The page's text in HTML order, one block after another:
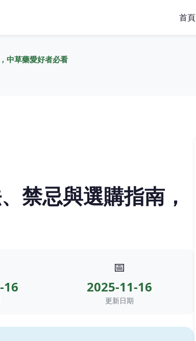
首頁
中草藥愛好者必看
禁忌與選購指南，
16
📅
2025-11-16
更新日期